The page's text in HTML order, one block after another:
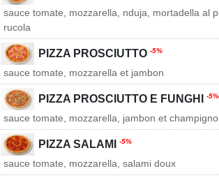
sauce tomate, mozzarella, nduja, mortadella al
rucola
PIZZA PROSCIUTTO -5%
sauce tomate, mozzarella et jambon
PIZZA PROSCIUTTO E FUNGHI -5%
sauce tomate, mozzarella, jambon et
PIZZA SALAMI -5%
sauce tomate, mozzarella, salami doux